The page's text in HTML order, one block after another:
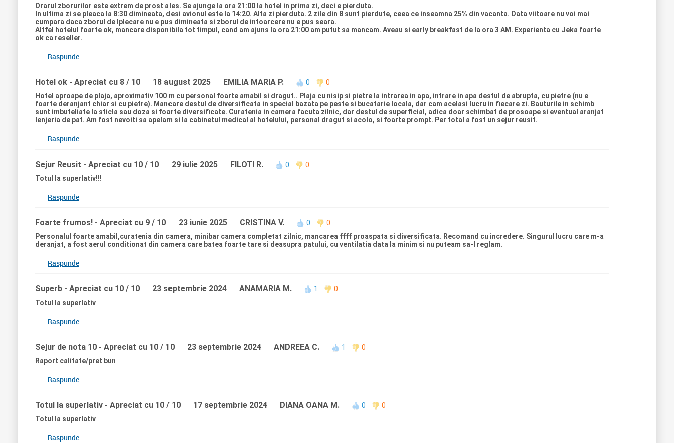
Orarul zborurilor este extrem de prost ales. Se ajunge la ora 21:00 la hotel in prima zi, deci e pierduta.
In ultima zi se pleaca la 8:30 dimineata, desi avionul este la 14:20. Alta zi pierduta. 2 zile din 8 sunt pierdute, ceea ce inseamna 25% din vacanta. Data viitoare nu voi mai
cumpara daca zborul de lplecare nu e pus dimineata si zborul de intoarcere nu e pus seara.
Altfel hotelul foarte ok, mancare disponibila tot timpul, cand am ajuns la ora 21:00 am putut sa mancam. Aveau si early breakfast de la ora 3 AM. Experienta cu Jeka foarte
ok ca reseller.
Raspunde
Hotel ok - Apreciat cu 8 / 10 18 august 2025 EMILIA MARIA P. 0
0
Hotel aproape de plaja, aproximativ 100 m cu personal foarte amabil si dragut.. Plaja cu nisip si pietre la intrarea in apa, intrare in apa destul de abrupta, cu pietre (nu e
foarte deranjant chiar si cu pietre). Mancare destul de diversificata in special bazata pe peste si bucatarie locala, dar cam acelasi lucru in fiecare zi. Bauturile in schimb
sunt imbuteliate la sticla sau doza si foarte diversificate. Curatenia in camera facuta zilnic, dar destul de superficial, adica doar schimbat de prosoape si eventual aranjat
lenjeria de pat. Am fost nevoiti sa apelam si la cabinetul medical al hotelului, personal dragut si acolo, si foarte prompt. Per total a fost un sejur reusit.
Raspunde
Sejur Reusit - Apreciat cu 10 / 10 29 iulie 2025 FILOTI R. 0
0
Totul la superlativ!!!
Raspunde
Foarte frumos! - Apreciat cu 9 / 10 23 iunie 2025 CRISTINA V. 0
0
Personalul foarte amabil,curatenia din camera, minibar camera completat zilnic, mancarea ffff proaspata si diversificata. Recomand cu incredere. Singurul lucru care m-a
deranjat, a fost aerul conditionat din camera care batea foarte tare si deasupra patului, cu ventilatia data la minim si nu puteam sa-l reglam.
Raspunde
Superb - Apreciat cu 10 / 10 23 septembrie 2024 ANAMARIA M. 1
0
Totul la superlativ
Raspunde
Sejur de nota 10 - Apreciat cu 10 / 10 23 septembrie 2024 ANDREEA C. 1
0
Raport calitate/pret bun
Raspunde
Totul la superlativ - Apreciat cu 10 / 10 17 septembrie 2024 DIANA OANA M. 0
0
Totul la superlativ
Raspunde